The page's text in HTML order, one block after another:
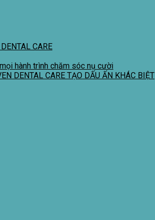
CARE
hành trình chăm sóc nụ cười
DENTAL CARE TẠO DẤU ẤN KHÁC BIỆT